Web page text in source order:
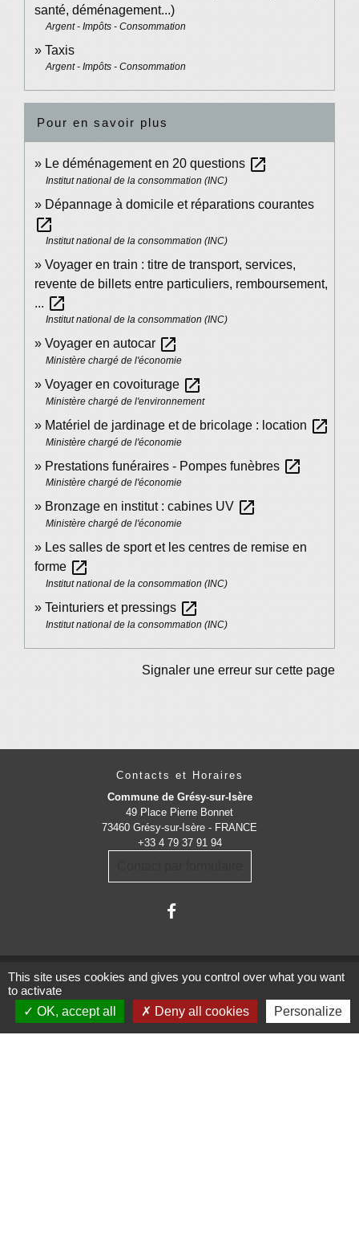
santé, déménagement...)
Argent - Impôts - Consommation
Taxis
Argent - Impôts - Consommation
Pour en savoir plus
Le déménagement en 20 questions open_in_new
Institut national de la consommation (INC)
Dépannage à domicile et réparations courantes
open_in_new
Institut national de la consommation (INC)
Voyager en train : titre de transport, services,
revente de billets entre particuliers, remboursement,
... open_in_new
Institut national de la consommation (INC)
Voyager en autocar open_in_new
Ministère chargé de l'économie
Voyager en covoiturage open_in_new
Ministère chargé de l'environnement
Matériel de jardinage et de bricolage : location open_in_new
Ministère chargé de l'économie
Prestations funéraires - Pompes funèbres open_in_new
Ministère chargé de l'économie
Bronzage en institut : cabines UV open_in_new
Ministère chargé de l'économie
Les salles de sport et les centres de remise en
forme open_in_new
Institut national de la consommation (INC)
Teinturiers et pressings open_in_new
Institut national de la consommation (INC)
Signaler une erreur sur cette page
Contacts et Horaires
Commune de Grésy-sur-Isère
49 Place Pierre Bonnet
73460 Grésy-sur-Isère - FRANCE
+33 4 79 37 91 94
Administrations
This site uses cookies and gives you control over what you want
to activate
OK, accept all
Deny all cookies Personalize